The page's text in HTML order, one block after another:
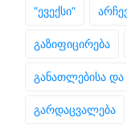
"ევექსი"
გაზიფიცირება
განათლებისა და
გარდაცვალება